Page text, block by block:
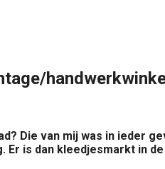
Die van mij was in ieder
Er is dan kleedjesmarkt in